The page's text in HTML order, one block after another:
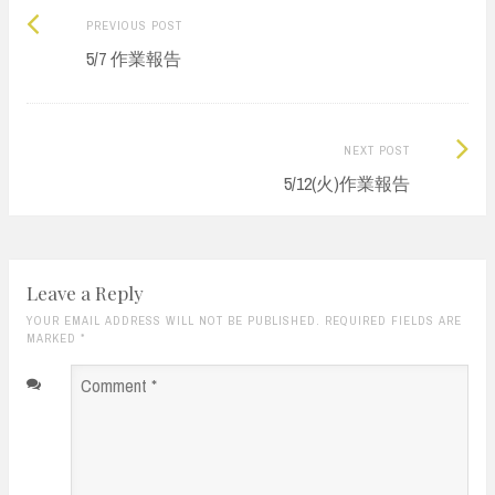
Post
navigation
PREVIOUS POSTPrevious
post:
5/7 作業報告
NEXT POST
5/12(火)作業報告
Next
Leave a Reply
YOUR EMAIL ADDRESS WILL NOT BE PUBLISHED. REQUIRED FIELDS ARE
MARKED *
Comment